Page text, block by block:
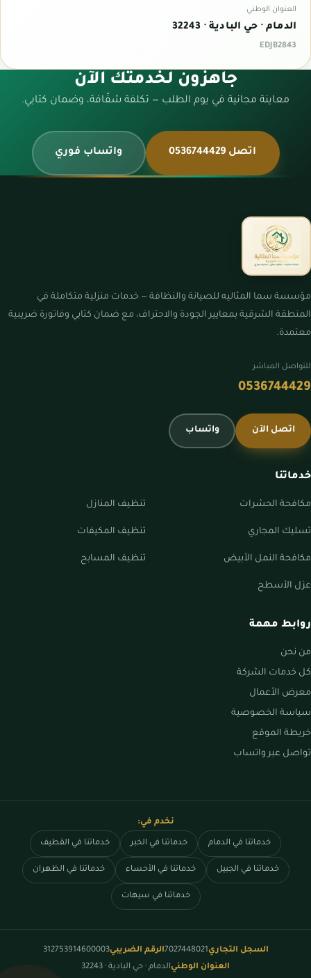
العنوان الوطني
الدمام · حي البادية · 32243
EDJB2843
جاهزون لخدمتك الآن
معاينة مجانية في يوم الطلب — تكلفة شفّافة، وضمان كتابي.
اتصل 0536744429 واتساب فوري
مؤسسة سما المثاليه للصيانة والنظافة — خدمات منزلية متكاملة في
المنطقة الشرقية بمعايير الجودة والاحتراف، مع ضمان كتابي وفاتورة ضريبية
معتمدة.
للتواصل المباشر
0536744429
اتصل الآن واتساب
خدماتنا
مكافحة الحشرات تنظيف المنازل
تسليك المجاري تنظيف المكيفات
مكافحة النمل الأبيض تنظيف المسابح
عزل الأسطح
روابط مهمة
من نحن
كل خدمات الشركة
معرض الأعمال
سياسة الخصوصية
خريطة الموقع
تواصل عبر واتساب
نخدم في:
خدماتنا في الدمام خدماتنا في الخبر خدماتنا في القطيف
خدماتنا في الجبيل خدماتنا في الأحساء خدماتنا في الظهران
خدماتنا في سيهات
السجل التجاري7027448021الرقم الضريبي312753914600003
العنوان الوطنيالدمام · حي البادية · 32243